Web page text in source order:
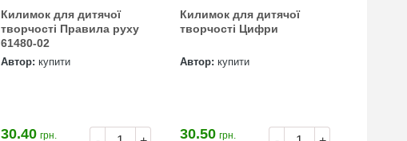
Килимок для дитячої
творчості Правила руху
61480-02
Автор: купити
30.40 грн.
Килимок для дитячої
творчості Цифри
Автор: купити
30.50 грн.